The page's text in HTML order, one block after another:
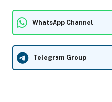
WhatsApp Channel
Telegram Group